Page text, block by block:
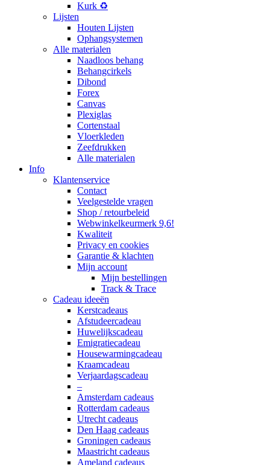
Kurk ♻️
Lijsten
Houten Lijsten
Ophangsystemen
Alle materialen
Naadloos behang
Behangcirkels
Dibond
Forex
Canvas
Plexiglas
Cortenstaal
Vloerkleden
Zeefdrukken
Alle materialen
Info
Klantenservice
Contact
Veelgestelde vragen
Shop / retourbeleid
Webwinkelkeurmerk 9,6!
Kwaliteit
Privacy en cookies
Garantie & klachten
Mijn account
Mijn bestellingen
Track & Trace
Cadeau ideeën
Kerstcadeaus
Afstudeercadeau
Huwelijkscadeau
Emigratiecadeau
Housewarmingcadeau
Kraamcadeau
Verjaardagscadeau
–
Amsterdam cadeaus
Rotterdam cadeaus
Utrecht cadeaus
Den Haag cadeaus
Groningen cadeaus
Maastricht cadeaus
Ameland cadeaus